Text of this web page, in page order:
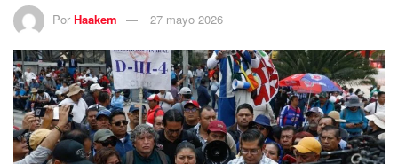
Por Haakem 27 mayo 2026